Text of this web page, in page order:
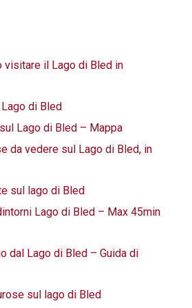
visitare il Lago di Bled in
di Bled
Lago di Bled – Mappa
da vedere sul Lago di Bled, in
sul lago di Bled
Lago di Bled – Max 45min
dal Lago di Bled – Guida di
sul lago di Bled